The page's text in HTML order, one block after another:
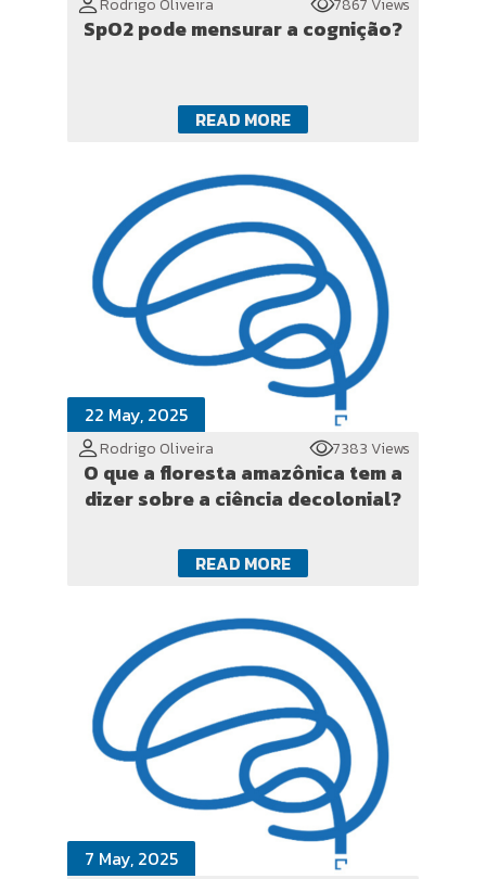
SpO2 pode mensurar a cognição?
READ MORE
22 May, 2025
Rodrigo Oliveira 7383 Views
O que a floresta amazônica tem a
dizer sobre a ciência decolonial?
READ MORE
7 May, 2025